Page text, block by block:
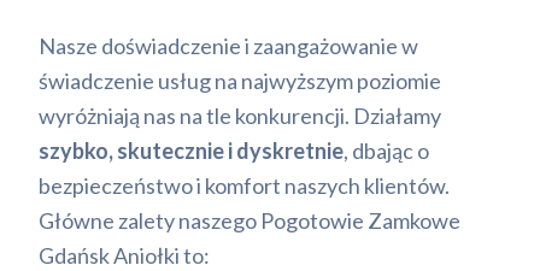
Nasze doświadczenie i zaangażowanie w
świadczenie usług na najwyższym poziomie
wyróżniają nas na tle konkurencji. Działamy
szybko, skutecznie i dyskretnie, dbając o
bezpieczeństwo i komfort naszych klientów.
Główne zalety naszego Pogotowie Zamkowe
Gdańsk Aniołki to: